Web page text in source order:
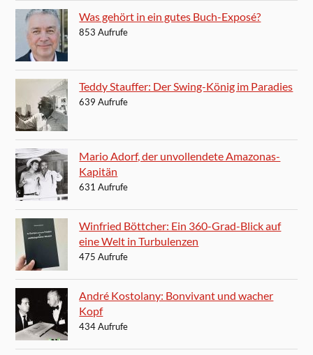
Was gehört in ein gutes Buch-Exposé?
853 Aufrufe
Teddy Stauffer: Der Swing-König im Paradies
639 Aufrufe
Mario Adorf, der unvollendete Amazonas-
Kapitän
631 Aufrufe
Winfried Böttcher: Ein 360-Grad-Blick auf
eine Welt in Turbulenzen
475 Aufrufe
André Kostolany: Bonvivant und wacher
Kopf
434 Aufrufe